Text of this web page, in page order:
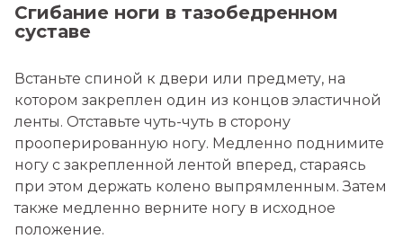
Сгибание ноги в тазобедренном
суставе
Встаньте спиной к двери или предмету, на
котором закреплен один из концов эластичной
ленты. Отставьте чуть-чуть в сторону
прооперированную ногу. Медленно поднимите
ногу с закрепленной лентой вперед, стараясь
при этом держать колено выпрямленным. Затем
также медленно верните ногу в исходное
положение.